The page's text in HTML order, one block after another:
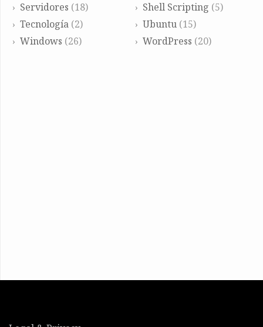
Servidores (18) Shell Scripting (5)
Tecnología (2) Ubuntu(15)
Windows (26) WordPress (20)